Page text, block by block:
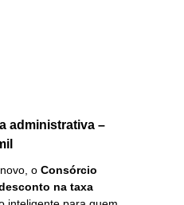
administrativa –
o Consórcio
na taxa